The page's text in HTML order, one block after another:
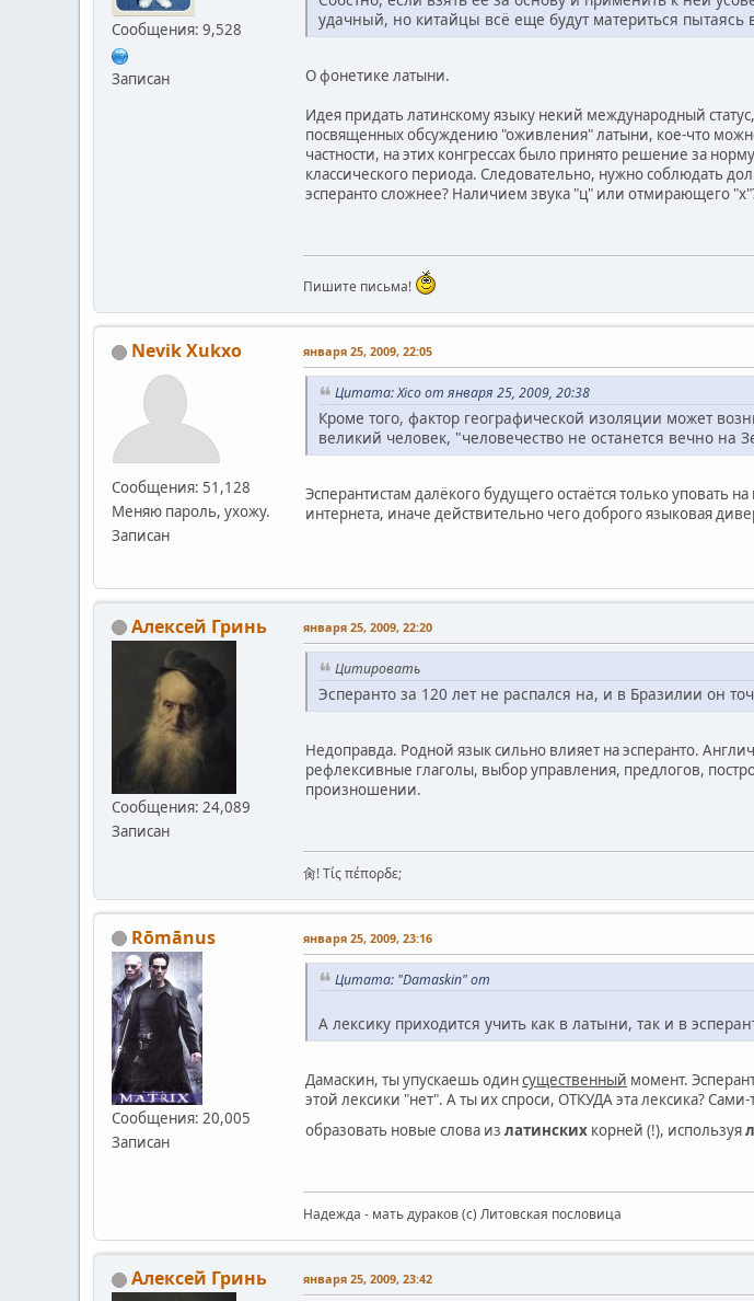
Сообщения: 9,528
Записан
удачный, но китайцы всё еще будут материться
О фонетике латыни.
Идея придать латинскому языку некий международный
посвященных обсуждению "оживления" латыни, кое-что
частности, на этих конгрессах было принято решение за
классического периода. Следовательно, нужно соблюдать
эсперанто сложнее? Наличием звука "ц" или отмирающего
Пишите письма!
Nevik Xukxo
Сообщения: 51,128
Меняю пароль, ухожу.
Записан
января 25, 2009, 22:05
Цитата: Xico от января 25, 2009, 20:38
Кроме того, фактор географической изоляции может
великий человек, "человечество не останется вечно на
Эсперантистам далёкого будущего остаётся только уповать
интернета, иначе действительно чего доброго языковая
Алексей Гринь
Сообщения: 24,089
Записан
января 25, 2009, 22:20
Цитировать
Эсперанто за 120 лет не распался на, и в Бразилии он
Недоправда. Родной язык сильно влияет на эсперанто.
рефлексивные глаголы, выбор управления, предлогов,
произношении.
肏! Τίς πέπορδε;
Rōmānus
Сообщения: 20,005
Записан
января 25, 2009, 23:16
Цитата: "Damaskin" от
А лексику приходится учить как в латыни, так и в
Дамаскин, ты упускаешь одинсущественный момент.
этой лексики "нет". А ты их спроси, ОТКУДА эта лексика?
образовать новые слова из латинских корней (!), используя
Надежда - мать дураков (с) Литовская пословица
Алексей Гринь января 25, 2009, 23:42